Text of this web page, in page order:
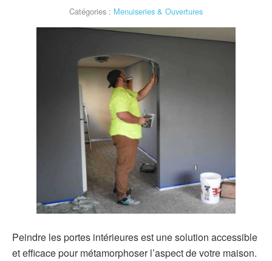
Catégories : Menuiseries & Ouvertures
Peindre les portes intérieures est une solution accessible
et efficace pour métamorphoser l’aspect de votre maison.